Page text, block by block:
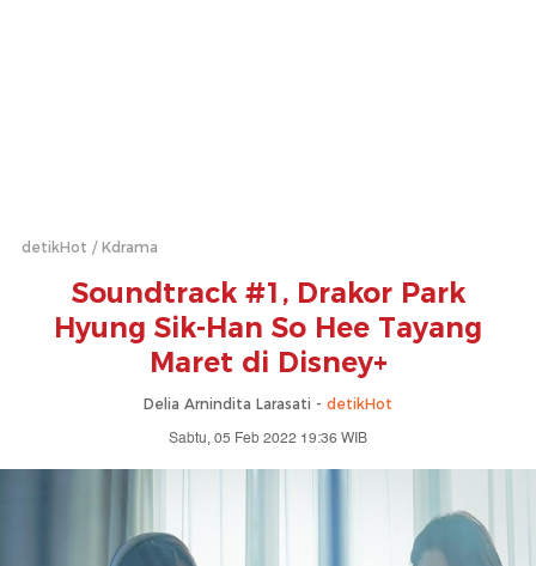
detikHot Kdrama
Soundtrack #1, Drakor Park
Hyung Sik-Han So Hee Tayang
Maret di Disney+
Delia Arnindita Larasati - detikHot
Sabtu, 05 Feb 2022 19:36 WIB